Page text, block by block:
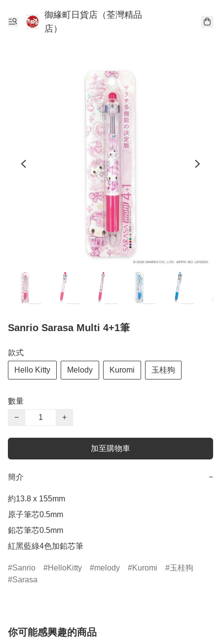
御緣町日貨店（荃灣精品
店）
Sanrio Sarasa Multi 4+1筆
款式
Hello Kitty Melody Kuromi 玉桂狗
數量
−
+
加至購物車
簡介 −
約13.8 x 155mm
原子筆芯0.5mm
鉛芯筆芯0.5mm
紅黑藍綠4色加鉛芯筆
Sanrio HelloKitty melody Kuromi
玉桂狗
Sarasa
你可能感興趣的商品